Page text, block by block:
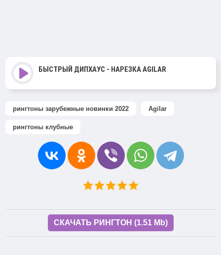
БЫСТРЫЙ ДИПХАУС - НАРЕЗКА AGILAR
рингтоны зарубежные новинки 2022 Agilar
рингтоны клубные
СКАЧАТЬ РИНГТОН (1.51 Mb)